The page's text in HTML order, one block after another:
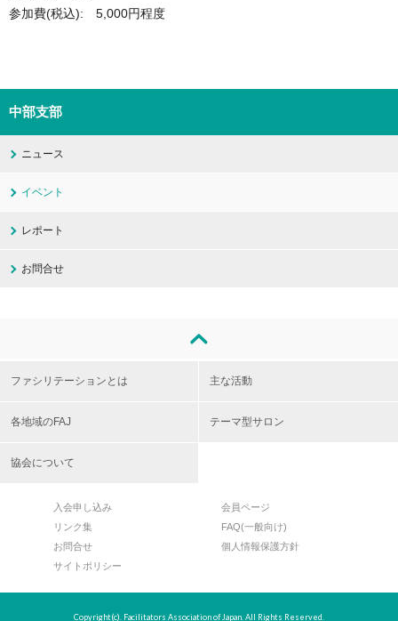
参加費(税込): 5,000円程度
中部支部
ニュース
イベント
レポート
お問合せ
ファシリテーションとは 主な活動
各地域のFAJ テーマ型サロン
協会について
入会申し込み
会員ページ
リンク集
FAQ(一般向け)
お問合せ
個人情報保護方針
サイトポリシー
Copyright(c). Facilitators Association of Japan. All Rights Reserved.